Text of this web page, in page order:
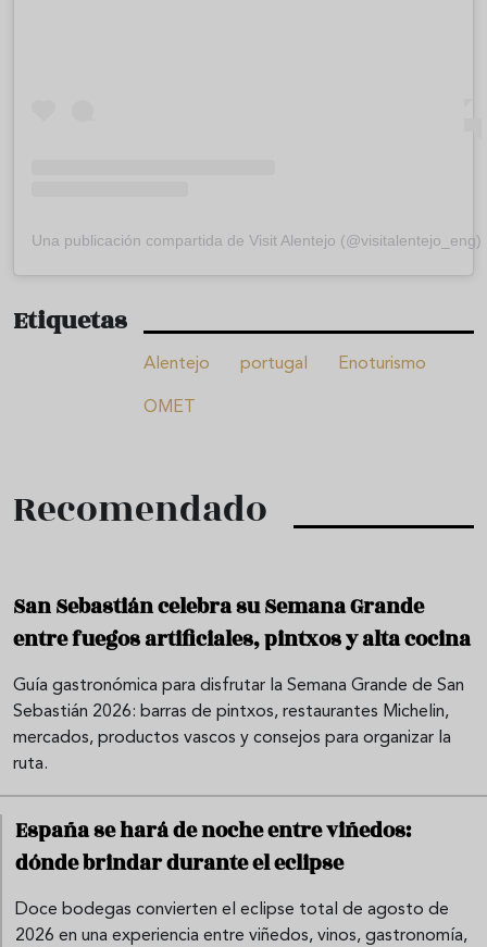
Una publicación compartida de Visit Alentejo (@visitalentejo_eng)
Etiquetas
Alentejo portugal Enoturismo
OMET
Recomendado
San Sebastián celebra su Semana Grande
entre fuegos artificiales, pintxos y alta cocina
Guía gastronómica para disfrutar la Semana Grande de San
Sebastián 2026: barras de pintxos, restaurantes Michelin,
mercados, productos vascos y consejos para organizar la
ruta.
España se hará de noche entre viñedos:
dónde brindar durante el eclipse
Doce bodegas convierten el eclipse total de agosto de
2026 en una experiencia entre viñedos, vinos, gastronomía,